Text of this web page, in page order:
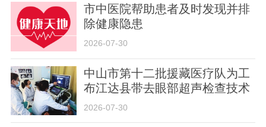
市中医院帮助患者及时发现并排
除健康隐患
2026-07-30
中山市第十二批援藏医疗队为工
布江达县带去眼部超声检查技术
2026-07-30